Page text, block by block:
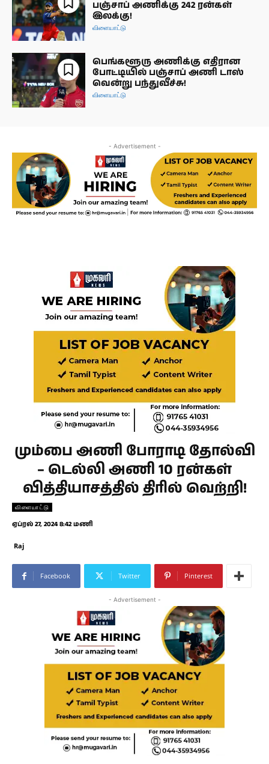
பஞ்சாப் அணிக்கு 242 ரன்கள்
இலக்கு!
விளையாட்டு
பெங்களூரு அணிக்கு எதிரான
போட்டியில் பஞ்சாப் அணி டாஸ்
வென்று பந்துவீச்சு!
விளையாட்டு
- Advertisement -